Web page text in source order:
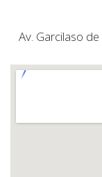
Av. Garcilaso